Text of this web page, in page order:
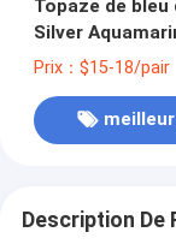
Topaze de
Silver
Prix：$15-18/pair
Description De